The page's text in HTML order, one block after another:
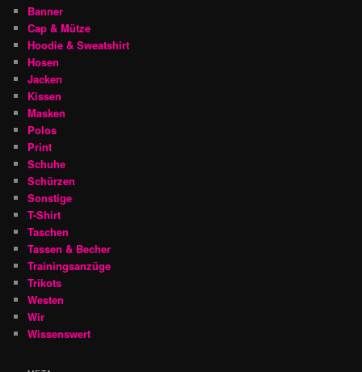
Banner
Cap & Mütze
Hoodie & Sweatshirt
Hosen
Jacken
Kissen
Masken
Polos
Print
Schuhe
Schürzen
Sonstige
T-Shirt
Taschen
Tassen & Becher
Trainingsanzüge
Trikots
Westen
Wir
Wissenswert